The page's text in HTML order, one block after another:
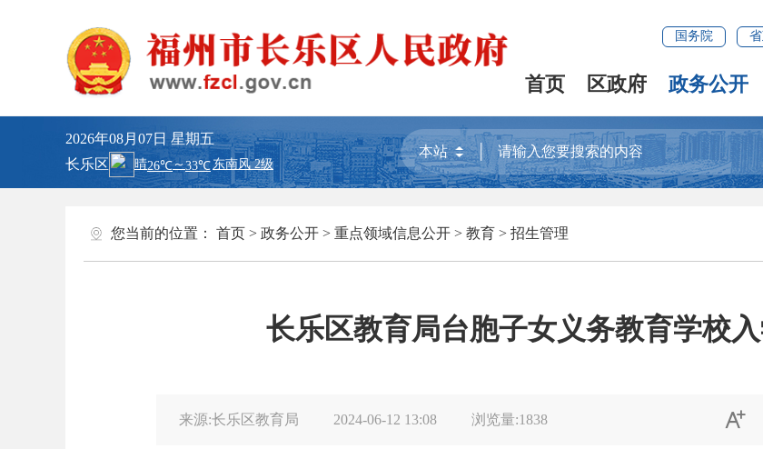
国务院
首页 区政府 政务公开
2026年08月07日 星期五
长乐区
您当前的位置： 首页 > 政务公开 > 重点领域信息公开 > 教育 > 招生管理
长乐区教育局台胞子女义务教育学校
来源:长乐区教育局 2024-06-12 13:08 浏览量:1838 